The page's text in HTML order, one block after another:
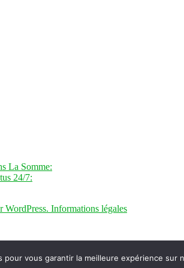
La Somme:
24/7:
WordPress. Informations légales
pour vous garantir la meilleure expérience